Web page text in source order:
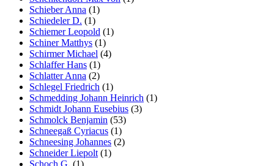
Schieber Anna (1)
Schiedeler D. (1)
Schiemer Leopold (1)
Schiner Matthys (1)
Schirmer Michael (4)
Schlaffer Hans (1)
Schlatter Anna (2)
Schlegel Friedrich (1)
Schmedding Johann Heinrich (1)
Schmidt Johann Eusebius (3)
Schmolck Benjamin (53)
Schneegaß Cyriacus (1)
Schneesing Johannes (2)
Schneider Liepolt (1)
Schoch G. (1)